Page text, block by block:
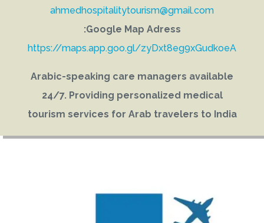
ahmedhospitalitytourism@gmail.com
Google Map Adress:
https://maps.app.goo.gl/zyDxt8eg9xGudkoeA
Arabic-speaking care managers available
24/7. Providing personalized medical
tourism services for Arab travelers to India